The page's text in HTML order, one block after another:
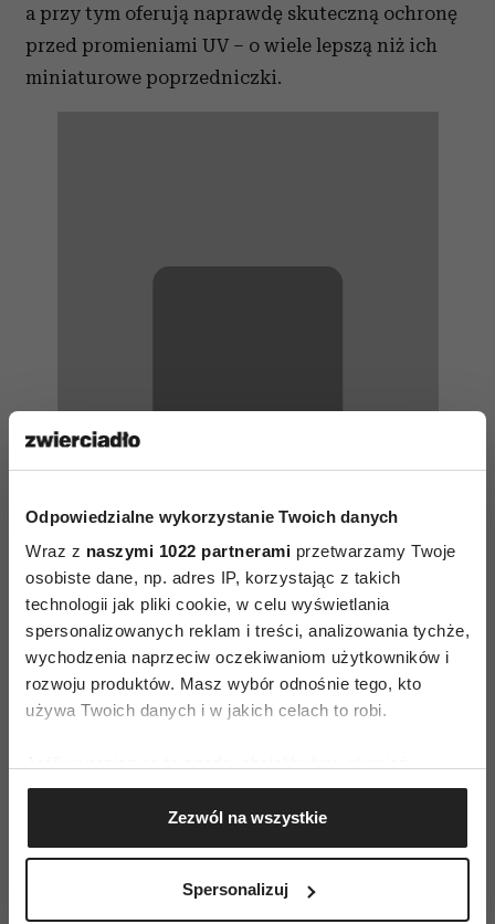
Odpowiedzialne wykorzystanie Twoich danych
Wraz z naszymi 1022 partnerami przetwarzamy Twoje
osobiste dane, np. adres IP, korzystając z takich
technologii jak pliki cookie, w celu wyświetlania
spersonalizowanych reklam i treści, analizowania tychże,
wychodzenia naprzeciw oczekiwaniom użytkowników i
rozwoju produktów. Masz wybór odnośnie tego, kto
używa Twoich danych i w jakich celach to robi.
Gromadzić dane dotyczące Twojej lokalizacji
geograficznej z dokładnością nawet do kilku metrów
Identyfikować Twoje urządzenie, aktywnie
(fingerprinting, czyli wirtualny odcisk palca)
Zezwól na wszystkie
Spersonalizuj
a przy tym oferują naprawdę skuteczną ochronę
przed promieniami UV – o wiele lepszą niż ich
miniaturowe poprzedniczki.
⋯
Proszęakceptuj pliki cookie marketingowe, aby
wyświetlić tę zawartość Pinterest.
Wielkie okulary to odpowiedź na
zmęczenie minimalizmem
Boom na okazałe szkła nie jest przypadkowy.
Moda od kilku sezonów powoli odpuszcza cichą
elegancję i coraz śmielej sięga po ekspresję.